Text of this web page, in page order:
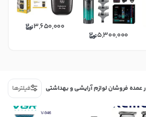
5,300,000
3,650,000
عمده فروشان لوازم آرایشی و بهداشتی فیلترها